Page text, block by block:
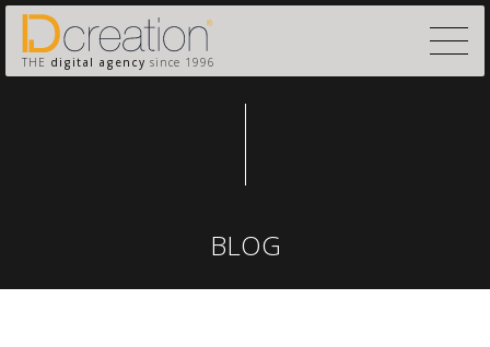
THE digital agency since 1996
BLOG